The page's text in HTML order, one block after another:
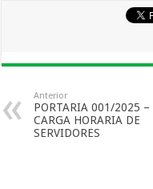
Anterior
PORTARIA 001/2025 –
CARGA HORARIA DE
SERVIDORES